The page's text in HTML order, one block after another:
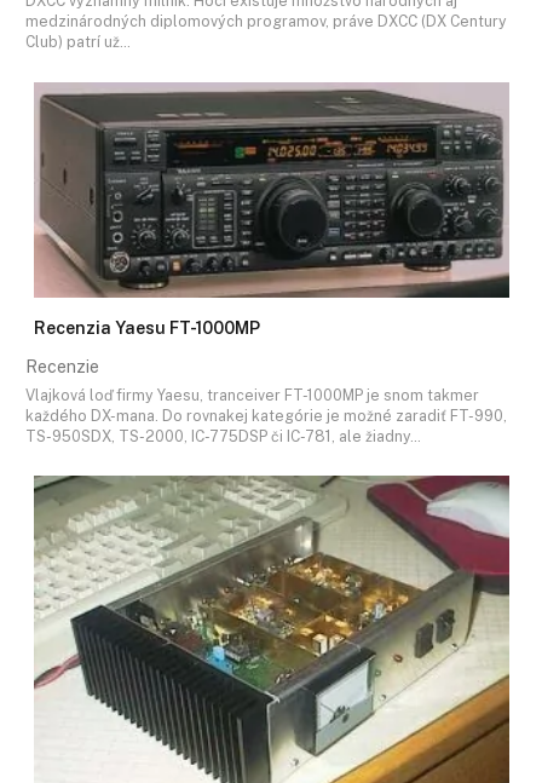
medzinárodných diplomových programov, práve DXCC (DX Century
Club) patrí už…
Recenzia Yaesu FT-1000MP
Recenzie
Vlajková loď firmy Yaesu, tranceiver FT-1000MP je snom takmer
každého DX-mana. Do rovnakej kategórie je možné zaradiť FT-990,
TS-950SDX, TS-2000, IC-775DSP či IC-781, ale žiadny…